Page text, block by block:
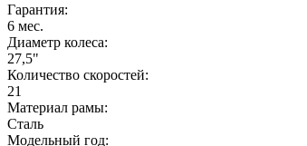
Гарантия:
6 мес.
Диаметр колеса:
27,5"
Количество скоростей:
21
Материал рамы:
Сталь
Модельный год: